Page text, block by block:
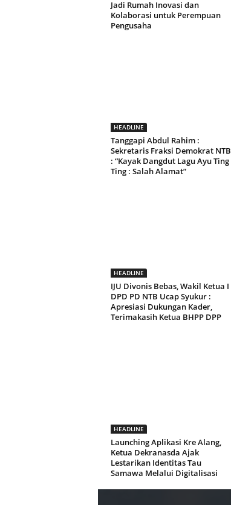
Jadi Rumah Inovasi dan
Kolaborasi untuk Perempuan
Pengusaha
HEADLINE
Tanggapi Abdul Rahim :
Sekretaris Fraksi Demokrat NTB
: “Kayak Dangdut Lagu Ayu Ting
Ting : Salah Alamat”
HEADLINE
IJU Divonis Bebas, Wakil Ketua I
DPD PD NTB Ucap Syukur :
Apresiasi Dukungan Kader,
Terimakasih Ketua BHPP DPP
HEADLINE
Launching Aplikasi Kre Alang,
Ketua Dekranasda Ajak
Lestarikan Identitas Tau
Samawa Melalui Digitalisasi